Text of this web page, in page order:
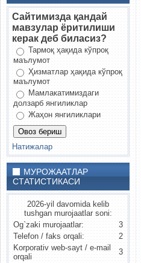
Сайтимизда қандай
мавзулар ёритилиши
керак деб биласиз?
Тармоқ ҳақида кўпроқ
маълумот
Ҳизматлар ҳақида кўпроқ
маълумот
Мамлакатимиздаги
долзарб янгиликлар
Жаҳон янгиликлари
Натижалар
МУРОЖААТЛАР
СТАТИСТИКАСИ
2026-yil davomida kelib
tushgan murojaatlar soni:
Og`zaki murojaatlar:
3
Telefon / faks orqali:
2
Korporativ web-sayt / e-mail
orqali
3